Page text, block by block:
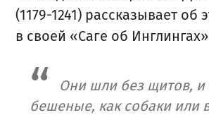
(1179-1241) рассказывает об
в своей «Саге об
Они шли без щитов,
бешеные, как собаки или